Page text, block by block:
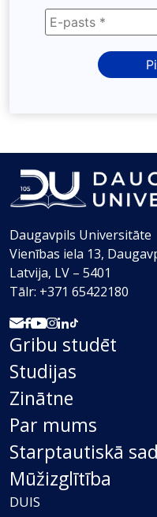
Daugavpils Universitāte
Vienības iela 13,
Latvija, LV – 5401
Tālr: +371 65422180
Gribu studēt
Studijas
Zinātne
Par mums
Starptautiskā
Mūžizglītība
DUIS